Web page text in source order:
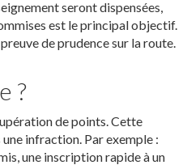
seront dispensées,
est le principal objectif.
de prudence sur la route.
?
de points. Cette
infraction. Par exemple :
une inscription rapide à un